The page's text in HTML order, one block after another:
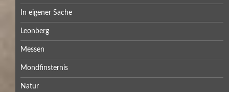
In eigener Sache
Leonberg
Messen
Mondfinsternis
Natur